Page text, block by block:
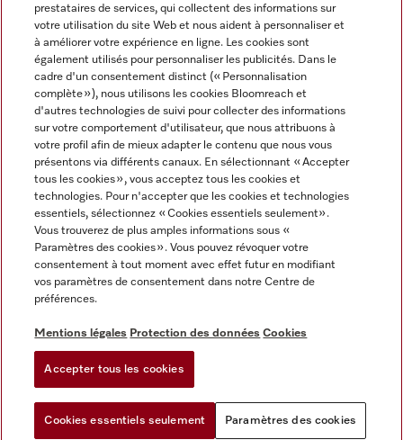
Langue
FRANÇAIS
Mentions légales
CGV
Protection des données
Paramètres des cookies
Miele sur Youtube
prestataires de services, qui collectent des informations sur
votre utilisation du site Web et nous aident à personnaliser et
à améliorer votre expérience en ligne. Les cookies sont
également utilisés pour personnaliser les publicités. Dans le
cadre d'un consentement distinct (« Personnalisation
complète »), nous utilisons les cookies Bloomreach et
d'autres technologies de suivi pour collecter des informations
sur votre comportement d'utilisateur, que nous attribuons à
votre profil afin de mieux adapter le contenu que nous vous
présentons via différents canaux. En sélectionnant « Accepter
tous les cookies », vous acceptez tous les cookies et
technologies. Pour n'accepter que les cookies et technologies
essentiels, sélectionnez « Cookies essentiels seulement».
Vous trouverez de plus amples informations sous «
Paramètres des cookies ». Vous pouvez révoquer votre
consentement à tout moment avec effet futur en modifiant
vos paramètres de consentement dans notre Centre de
préférences.
Mentions légales Protection des données Cookies
Accepter tous les cookies
Cookies essentiels seulement Paramètres des cookies